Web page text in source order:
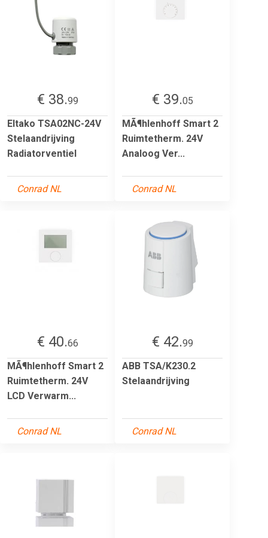
€ 38.99
Eltako TSA02NC-24V
Stelaandrijving
Radiatorventiel
Conrad NL
€ 39.05
MÃ¶hlenhoff Smart 2
Ruimtetherm. 24V
Analoog Ver...
Conrad NL
€ 40.66
MÃ¶hlenhoff Smart 2
Ruimtetherm. 24V
LCD Verwarm...
Conrad NL
€ 42.99
ABB TSA/K230.2
Stelaandrijving
Conrad NL